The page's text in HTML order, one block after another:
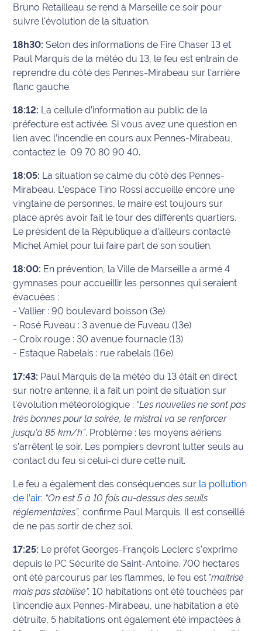
Recrutement
Mention
Conditions
générales
d'utilisation du
Archives
Bruno Retailleau se rend à Marseille ce soir pour
suivre l'évolution de la situation.
18h30: Selon des informations de Fire Chaser 13 et
Paul Marquis de la météo du 13, le feu est entrain de
reprendre du côté des Pennes-Mirabeau sur l'arrière
flanc gauche.
18:12: La cellule d’information au public de la
préfecture est activée. Si vous avez une question en
lien avec l’incendie en cours aux Pennes-Mirabeau,
contactez le 09 70 80 90 40.
18:05: La situation se calme du côté des Pennes-
Mirabeau. L'espace Tino Rossi accueille encore une
vingtaine de personnes, le maire est toujours sur
place après avoir fait le tour des différents quartiers.
Le président de la République a d'ailleurs contacté
Michel Amiel pour lui faire part de son soutien.
18:00: En prévention, la Ville de Marseille a armé 4
gymnases pour accueillir les personnes qui seraient
évacuées :
- Vallier : 90 boulevard boisson (3e)
- Rosé Fuveau : 3 avenue de Fuveau (13e)
- Croix rouge : 30 avenue fournacle (13)
- Estaque Rabelais : rue rabelais (16e)
17:43: Paul Marquis de la météo du 13 était en direct
sur notre antenne, il a fait un point de situation sur
l’évolution météorologique : “Les nouvelles ne sont pas
très bonnes pour la soirée, le mistral va se renforcer
jusqu’à 85 km/h”. Problème : les moyens aériens
s’arrêtent le soir. Les pompiers devront lutter seuls au
contact du feu si celui-ci dure cette nuit.
Le feu a également des conséquences sur la pollution
de l’air: “On est 5 à 10 fois au-dessus des seuils
réglementaires”, confirme Paul Marquis. Il est conseillé
de ne pas sortir de chez soi.
17:25: Le préfet Georges-François Leclerc s'exprime
depuis le PC Sécurité de Saint-Antoine. 700 hectares
ont été parcourus par les flammes, le feu est "maîtrisé
mais pas stabilisé". 10 habitations ont été touchées par
l'incendie aux Pennes-Mirabeau, une habitation a été
détruite, 5 habitations ont également été impactées à